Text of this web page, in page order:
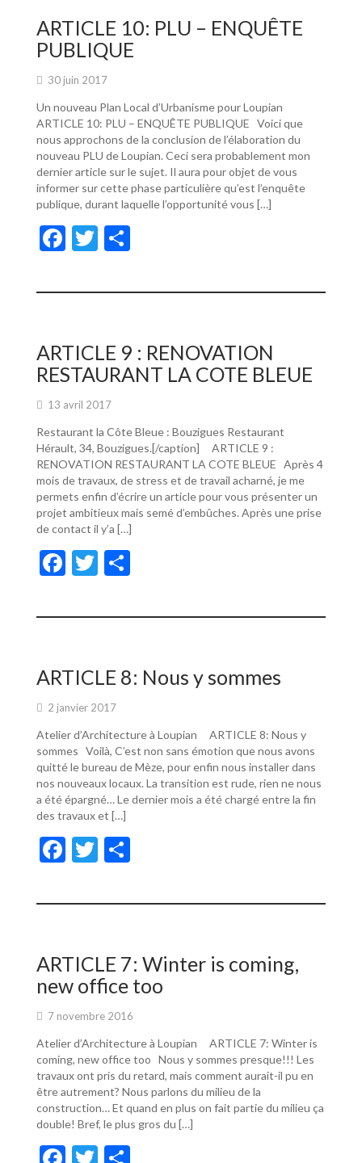
o
o
k
er
ARTICLE 10: PLU – ENQUÊTE
PUBLIQUE
30 juin 2017
Un nouveau Plan Local d’Urbanisme pour Loupian
ARTICLE 10: PLU – ENQUÊTE PUBLIQUE Voici que
nous approchons de la conclusion de l’élaboration du
nouveau PLU de Loupian. Ceci sera probablement mon
dernier article sur le sujet. Il aura pour objet de vous
informer sur cette phase particulière qu’est l’enquête
publique, durant laquelle l’opportunité vous […]
F
e
o
o
k
T
itt ta
er
ARTICLE 9 : RENOVATION
RESTAURANT LA COTE BLEUE
13 avril 2017
Restaurant la Côte Bleue : Bouzigues Restaurant
Hérault, 34, Bouzigues.[/caption] ARTICLE 9 :
RENOVATION RESTAURANT LA COTE BLEUE Après 4
mois de travaux, de stress et de travail acharné, je me
permets enfin d’écrire un article pour vous présenter un
projet ambitieux mais semé d’embûches. Après une prise
de contact il y’a […]
F
e
o
o
k
T
itt ta
er
ARTICLE 8: Nous y sommes
2 janvier 2017
Atelier d’Architecture à Loupian ARTICLE 8: Nous y
sommes Voilà, C’est non sans émotion que nous avons
quitté le bureau de Mèze, pour enfin nous installer dans
nos nouveaux locaux. La transition est rude, rien ne nous
a été épargné… Le dernier mois a été chargé entre la fin
des travaux et […]
F
e
o
o
k
T
itt ta
er
ARTICLE 7: Winter is coming,
new office too
7 novembre 2016
Atelier d’Architecture à Loupian ARTICLE 7: Winter is
coming, new office too Nous y sommes presque!!! Les
travaux ont pris du retard, mais comment aurait-il pu en
être autrement? Nous parlons du milieu de la
construction… Et quand en plus on fait partie du milieu ça
double! Bref, le plus gros du […]